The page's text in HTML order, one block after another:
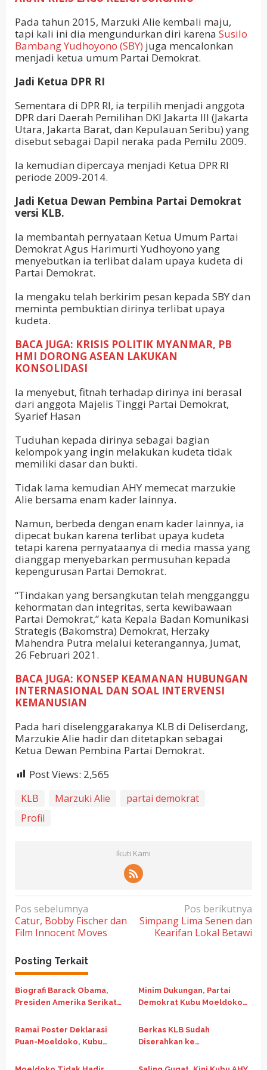
Pada tahun 2015, Marzuki Alie kembali maju,
tapi kali ini dia mengundurkan diri karena Susilo
Bambang Yudhoyono (SBY) juga mencalonkan
menjadi ketua umum Partai Demokrat.
Jadi Ketua DPR RI
Sementara di DPR RI, ia terpilih menjadi anggota
DPR dari Daerah Pemilihan DKI Jakarta III (Jakarta
Utara, Jakarta Barat, dan Kepulauan Seribu) yang
disebut sebagai Dapil neraka pada Pemilu 2009.
Ia kemudian dipercaya menjadi Ketua DPR RI
periode 2009-2014.
Jadi Ketua Dewan Pembina Partai Demokrat
versi KLB.
Ia membantah pernyataan Ketua Umum Partai
Demokrat Agus Harimurti Yudhoyono yang
menyebutkan ia terlibat dalam upaya kudeta di
Partai Demokrat.
Ia mengaku telah berkirim pesan kepada SBY dan
meminta pembuktian dirinya terlibat upaya
kudeta.
BACA JUGA: KRISIS POLITIK MYANMAR, PB
HMI DORONG ASEAN LAKUKAN
KONSOLIDASI
Ia menyebut, fitnah terhadap dirinya ini berasal
dari anggota Majelis Tinggi Partai Demokrat,
Syarief Hasan
Tuduhan kepada dirinya sebagai bagian
kelompok yang ingin melakukan kudeta tidak
memiliki dasar dan bukti.
Tidak lama kemudian AHY memecat marzukie
Alie bersama enam kader lainnya.
Namun, berbeda dengan enam kader lainnya, ia
dipecat bukan karena terlibat upaya kudeta
tetapi karena pernyataanya di media massa yang
dianggap menyebarkan permusuhan kepada
kepengurusan Partai Demokrat.
“Tindakan yang bersangkutan telah mengganggu
kehormatan dan integritas, serta kewibawaan
Partai Demokrat,” kata Kepala Badan Komunikasi
Strategis (Bakomstra) Demokrat, Herzaky
Mahendra Putra melalui keterangannya, Jumat,
26 Februari 2021.
BACA JUGA: KONSEP KEAMANAN HUBUNGAN
INTERNASIONAL DAN SOAL INTERVENSI
KEMANUSIAN
Pada hari diselenggarakanya KLB di Deliserdang,
Marzukie Alie hadir dan ditetapkan sebagai
Ketua Dewan Pembina Partai Demokrat.
Post Views: 2,565
KLB Marzuki Alie
partai demokrat
Profil
Ikuti Kami
N
a
v
i
g
a
s
i
p
Pos sebelumnya
Catur, Bobby Fischer dan
Film Innocent Moves
Pos berikutnya
Simpang Lima Senen dan
Kearifan Lokal Betawi
Posting Terkait
Biografi Barack Obama,
Presiden Amerika Serikat
Minim Dukungan, Partai
Demokrat Kubu Moeldoko
Ramai Poster Deklarasi
Puan-Moeldoko, Kubu
Berkas KLB Sudah
Diserahkan ke
Sedang Diteliti